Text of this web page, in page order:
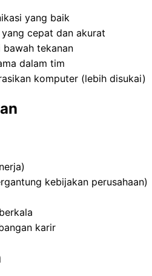
yang baik
cepat dan akurat
bawah tekanan
dalam tim
komputer (lebih disukai)
kebijakan perusahaan)
karir